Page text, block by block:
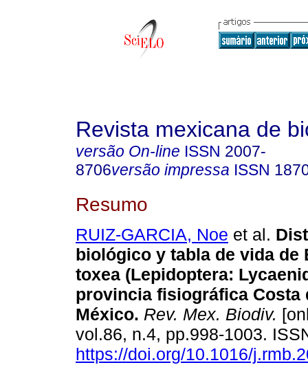
Revista mexicana de
versão On-line ISSN 2007-
8706versão impressa ISSN
Resumo
RUIZ-GARCIA, Noe et al.
biológico y tabla de vida de
toxea (Lepidoptera:
provincia fisiográfica Costa
México. Rev. Mex. Biodiv.
vol.86, n.4, pp.998-1003.
https://doi.org/10.1016/